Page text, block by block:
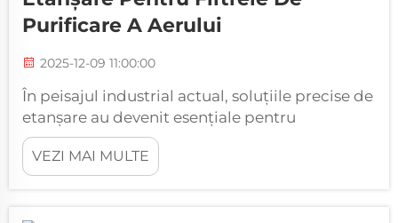
Purificare A Aerului
2025-12-09 11:00:00
În peisajul industrial actual, soluțiile precise de
etanșare au devenit esențiale pentru
menținerea performanței optime în diverse
aplicații. Unitățile de producție, sistemele de
filtrare a aerului și industria auto se bazează
VEZI MAI MULTE